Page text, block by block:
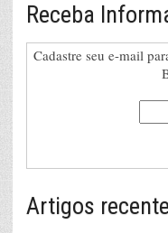
Receba
Cadastre seu e-mail
Artigos